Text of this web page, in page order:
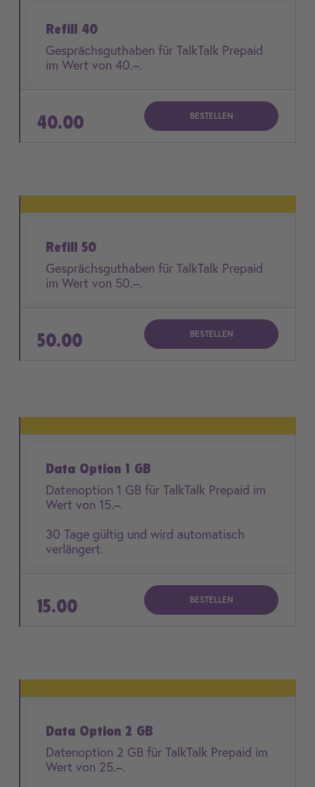
Refill 40
Gesprächsguthaben für TalkTalk Prepaid
im Wert von 40.–.
40.00 BESTELLEN
Refill 50
Gesprächsguthaben für TalkTalk Prepaid
im Wert von 50.–.
50.00 BESTELLEN
Data Option 1 GB
Datenoption 1 GB für TalkTalk Prepaid im
Wert von 15.–.
30 Tage gültig und wird automatisch
verlängert.
15.00 BESTELLEN
Data Option 2 GB
Datenoption 2 GB für TalkTalk Prepaid im
Wert von 25.–.